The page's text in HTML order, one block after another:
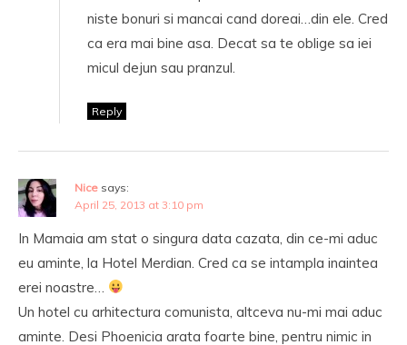
niste bonuri si mancai cand doreai…din ele. Cred
ca era mai bine asa. Decat sa te oblige sa iei
micul dejun sau pranzul.
Reply
Nice says:
April 25, 2013 at 3:10 pm
In Mamaia am stat o singura data cazata, din ce-mi aduc
eu aminte, la Hotel Merdian. Cred ca se intampla inaintea
erei noastre…
Un hotel cu arhitectura comunista, altceva nu-mi mai aduc
aminte. Desi Phoenicia arata foarte bine, pentru nimic in